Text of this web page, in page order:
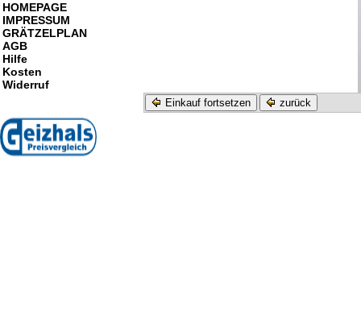
Einkauf fortsetzen zurück
HOMEPAGE
IMPRESSUM
GRÄTZELPLAN
AGB
Hilfe
Kosten
Widerruf